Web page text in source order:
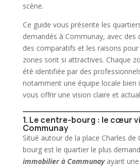
scène.
Ce guide vous présente les
demandés à Communay, avec des
des comparatifs et les raisons pour
zones sont si attractives. Chaque
été identifiée par des
notamment une équipe locale bien
vous offrir une vision claire et
1. Le centre-bourg : le cœur
Communay
Situé autour de la place Charles de
bourg est le quartier le plus
immobilier à Communayayant une